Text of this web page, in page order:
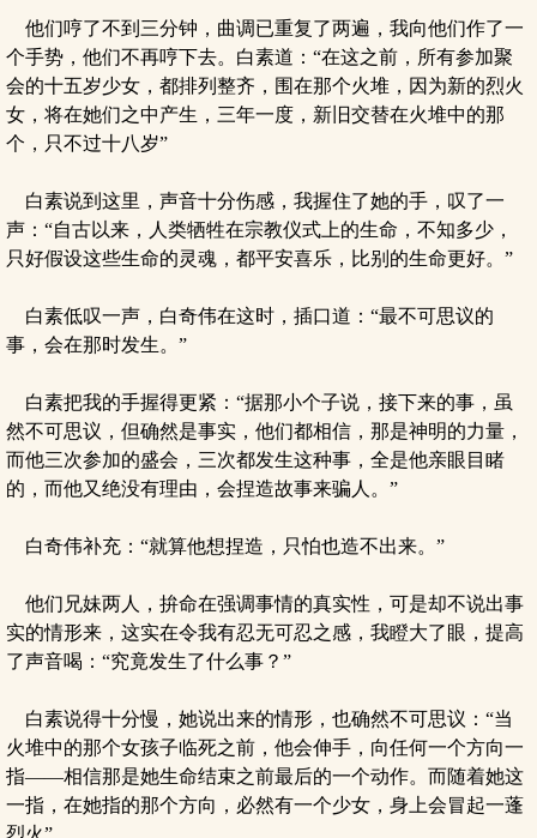
他们哼了不到三分钟，曲调已重复了两遍，我向他们作了一
个手势，他们不再哼下去。白素道：“在这之前，所有参加聚
会的十五岁少女，都排列整齐，围在那个火堆，因为新的烈火
女，将在她们之中产生，三年一度，新旧交替在火堆中的那
个，只不过十八岁”
白素说到这里，声音十分伤感，我握住了她的手，叹了一
声：“自古以来，人类牺牲在宗教仪式上的生命，不知多少，
只好假设这些生命的灵魂，都平安喜乐，比别的生命更好。”
白素低叹一声，白奇伟在这时，插口道：“最不可思议的
事，会在那时发生。”
白素把我的手握得更紧：“据那小个子说，接下来的事，虽
然不可思议，但确然是事实，他们都相信，那是神明的力量，
而他三次参加的盛会，三次都发生这种事，全是他亲眼目睹
的，而他又绝没有理由，会捏造故事来骗人。”
白奇伟补充：“就算他想捏造，只怕也造不出来。”
他们兄妹两人，拚命在强调事情的真实性，可是却不说出事
实的情形来，这实在令我有忍无可忍之感，我瞪大了眼，提高
了声音喝：“究竟发生了什么事？”
白素说得十分慢，她说出来的情形，也确然不可思议：“当
火堆中的那个女孩子临死之前，他会伸手，向任何一个方向一
指——相信那是她生命结束之前最后的一个动作。而随着她这
一指，在她指的那个方向，必然有一个少女，身上会冒起一蓬
烈火”